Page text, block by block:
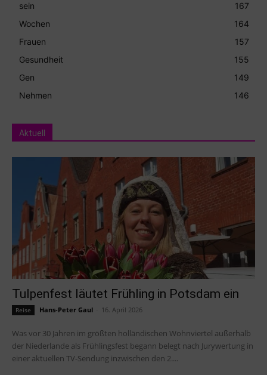
sein
167
Wochen
164
Frauen
157
Gesundheit
155
Gen
149
Nehmen
146
Aktuell
Tulpenfest läutet Frühling in Potsdam ein
Reise Hans-Peter Gaul 16. April 2026
Was vor 30 Jahren im größten holländischen Wohnviertel außerhalb
der Niederlande als Frühlingsfest begann belegt nach Jurywertung in
einer aktuellen TV-Sendung inzwischen den 2....